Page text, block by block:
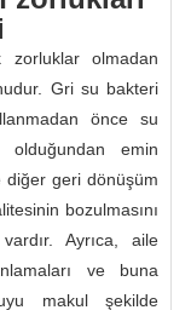
zorluklar olmadan
Gri su bakteri
önce su
olduğundan emin
diğer geri dönüşüm
bozulmasını
Ayrıca, aile
ve buna
makul şekilde